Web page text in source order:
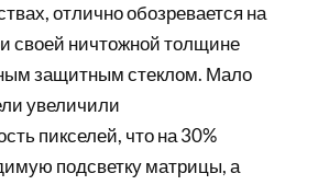
отлично обозревается на
своей ничтожной толщине
защитным стеклом. Мало
увеличили
пикселей, что на 30%
подсветку матрицы, а